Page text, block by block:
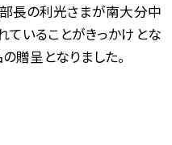
長の利光さまが南大分中
いることがきっかけとな
贈呈となりました。